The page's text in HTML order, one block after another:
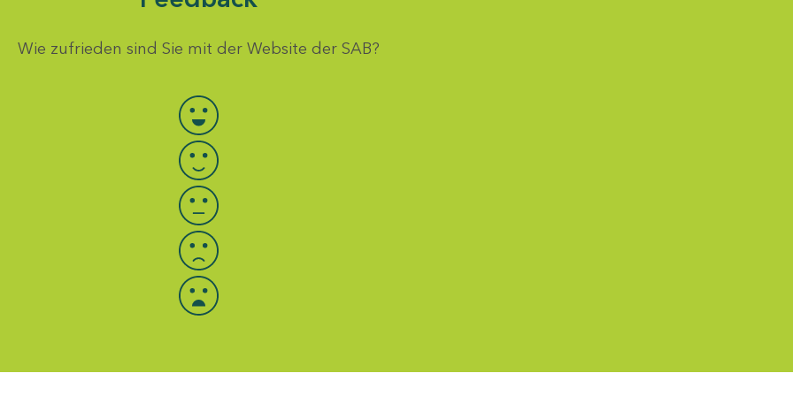
Wie zufrieden sind Sie mit der Website der SAB?
Bewertung auswählen